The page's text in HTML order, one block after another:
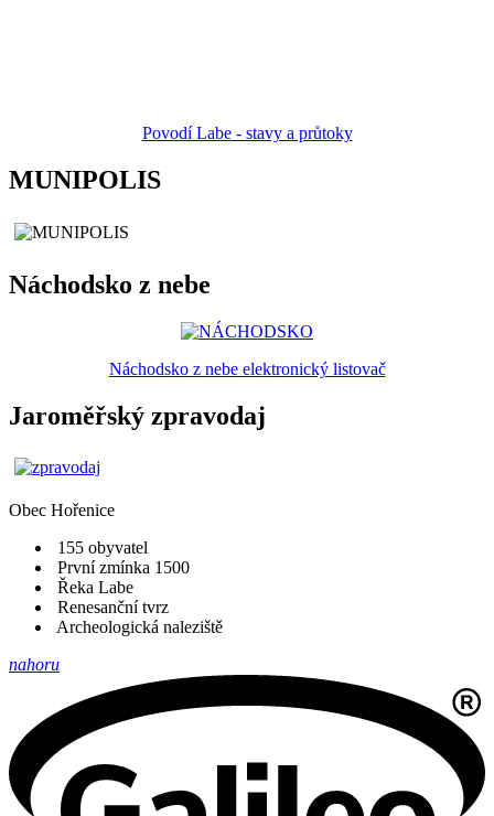
Povodí Labe - stavy a průtoky
MUNIPOLIS
Náchodsko z nebe
Náchodsko z nebe elektronický listovač
Jaroměřský zpravodaj
Obec Hořenice
155 obyvatel
První zmínka 1500
Řeka Labe
Renesanční tvrz
Archeologická naleziště
nahoru